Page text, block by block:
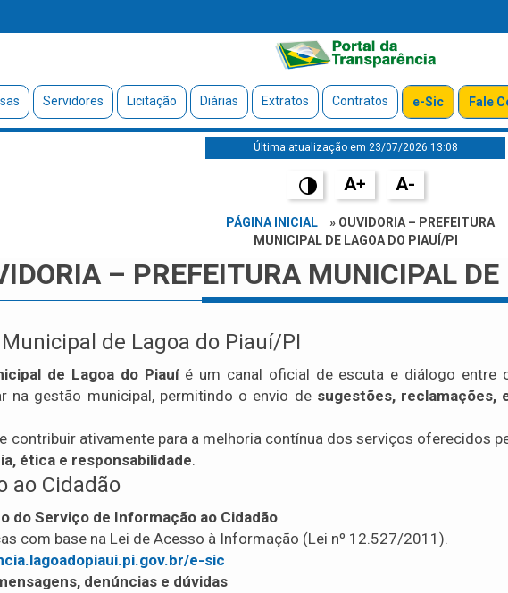
Servidores Licitação Diárias Extratos Contratos e-Sic Fale
Última atualização em 23/07/2026 13:08
A+ A-
PÁGINA INICIAL
» OUVIDORIA – PREFEITURA
MUNICIPAL DE LAGOA DO PIAUÍ/PI
– PREFEITURA MUNICIPAL
de Lagoa do Piauí/PI
de Lagoa do Piauíé um canal oficial de escuta e diálogo entre
na gestão municipal, permitindo o envio de sugestões, reclamações,
contribuir ativamente para a melhoria contínua dos serviços oferecidos
ética e responsabilidade.
ao Cidadão
do Serviço de Informação ao Cidadão
com base na Lei de Acesso à Informação (Lei nº 12.527/2011).
e-sic
denúncias e dúvidas